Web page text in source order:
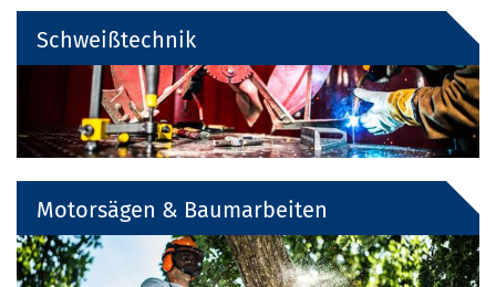
Schweißtechnik
Motorsägen & Baumarbeiten